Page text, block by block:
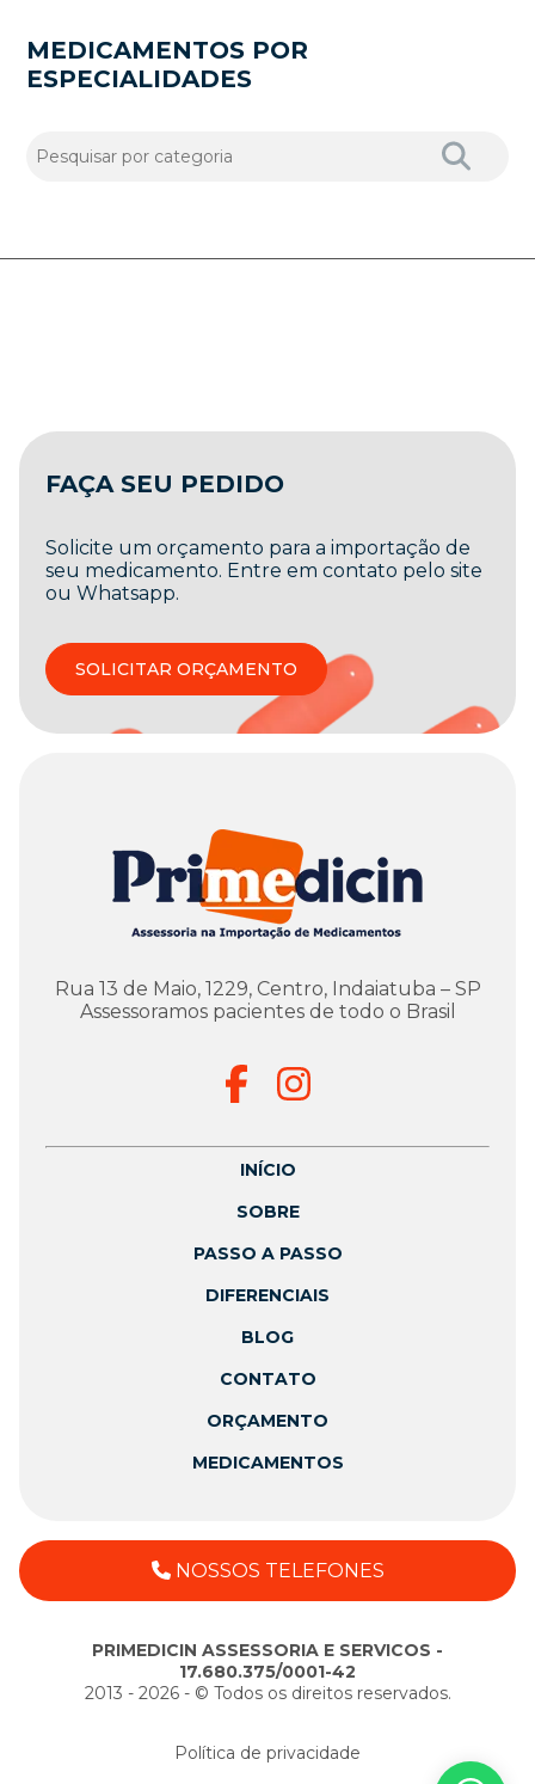
MEDICAMENTOS POR
ESPECIALIDADES
FAÇA SEU PEDIDO
Solicite um orçamento para a importação de
seu medicamento. Entre em contato pelo site
ou Whatsapp.
SOLICITAR ORÇAMENTO
Rua 13 de Maio, 1229, Centro, Indaiatuba – SP
Assessoramos pacientes de todo o Brasil
INÍCIO
SOBRE
PASSO A PASSO
DIFERENCIAIS
BLOG
CONTATO
ORÇAMENTO
MEDICAMENTOS
NOSSOS TELEFONES
PRIMEDICIN ASSESSORIA E SERVICOS -
17.680.375/0001-42
2013 - 2026 - ©️ Todos os direitos reservados.
Política de privacidade